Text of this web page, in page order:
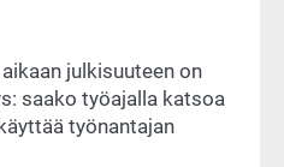
julkisuuteen on
saako työajalla katsoa
työnantajan